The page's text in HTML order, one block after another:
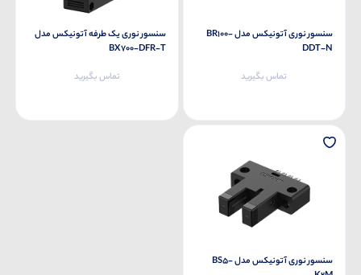
سنسور نوری آتونیکس مدل BR100-
DDT-N
تماس بگیرید
سنسور نوری یک طرفه آتونیکس مدل
BX700-DFR-T
تماس بگیرید
سنسور نوری آتونیکس مدل BS5-